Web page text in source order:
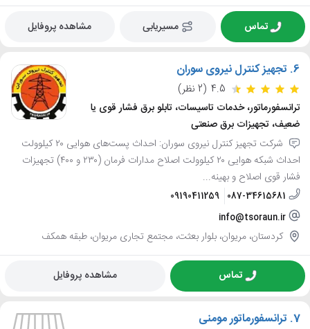
تماس مسیریابی مشاهده پروفایل
6. تجهیز کنترل نیروی سوران
4.5 (2 نظر)
ترانسفورماتور، خدمات تاسیسات، تابلو برق فشار قوی یا
ضعیف، تجهیزات برق صنعتی
شرکت تجهیز کنترل نیروی سوران: احداث پست‌های هوایی ٢٠ کیلوولت
احداث شبکه هوایی ٢٠ کیلوولت اصلاح مدارات فرمان (٢٣٠ و ٤٠٠) تجهیزات
فشار قوی اصلاح و بهینه...
087-34615681
09190411259
info@tsoraun.ir
کردستان، مریوان، بلوار بعثت، مجتمع تجاری مریوان، طبقه همکف
تماس مشاهده پروفایل
7. ترانسفورماتور مومنی